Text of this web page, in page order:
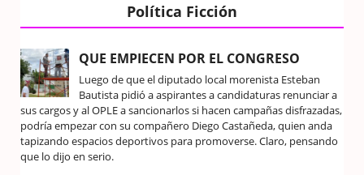
Política Ficción
QUE EMPIECEN POR EL CONGRESO
Luego de que el diputado local morenista Esteban
Bautista pidió a aspirantes a candidaturas renunciar a
sus cargos y al OPLE a sancionarlos si hacen campañas disfrazadas,
podría empezar con su compañero Diego Castañeda, quien anda
tapizando espacios deportivos para promoverse. Claro, pensando
que lo dijo en serio.